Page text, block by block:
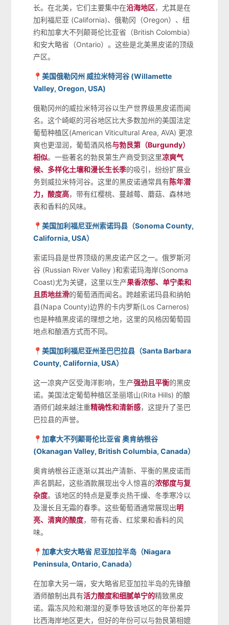
长。在北美，它们主要集中在沿海地区，尤其是在
加利福尼亚 (California)、俄勒冈（Oregon）、纽
约和加拿大不列颠哥伦比亚省（British Colombia）
和安大略省（Ontario）。这些是北美黑皮诺的顶级
产区。
📍美国俄勒冈州 威拉米特河谷 (Willamette
Valley, Oregon, USA)
俄勒冈州的威拉米特河谷以生产世界级黑皮诺而闻
名。这个崎岖的河谷地区比大多数加州的美国法定
葡萄种植区(American Viticultural Area, AVA) 更凉
爽也更湿润，葡萄酒风格与勃艮第（Burgundy）
相似。一些著名的勃艮第生产商受到这里凉爽气
候、多样化土壤和漫长生长季的吸引，纷纷扩展业
务到威拉米特河谷。这里的黑皮诺通常具有陈年潜
力，酸度高，带有红樱桃、蔓越莓、蘑菇、森林地
表和香料的风味。
📍美国加利福尼亚州索诺玛县（Sonoma County,
California, USA）
索诺玛县是世界顶级的黑皮诺产区之一。俄罗斯河
谷 (Russian River Valley )和索诺玛海岸(Sonoma
Coast)尤为关键，这里以生产果香浓郁、单宁柔和
且质地丝滑的葡萄酒而闻名。跨越索诺玛县和纳帕
县(Napa County)边界的卡内罗斯(Los Carneros)
也是种植黑皮诺的理想之地，这里的风格因葡萄园
地点和酿酒方式而不同。
📍美国加利福尼亚州圣巴巴拉县（Santa Barbara
County, California, USA）
这一凉爽产区受海洋影响，生产强劲且平衡的黑皮
诺。美国法定葡萄种植区圣丽塔山(Rita Hills) 的酿
酒师们越来越注重精确性和清新感，这提升了圣巴
巴拉县的声誉。
📍加拿大不列颠哥伦比亚省 奥肯纳根谷
(Okanagan Valley, British Columbia, Canada）
奥肯纳根谷正逐渐以其出产清新、平衡的黑皮诺而
声名鹊起，这些酒款展现出令人惊喜的浓郁度与复
杂度。该地区的特点是夏季炎热干燥、冬季寒冷以
及漫长且无霜的春季。这些葡萄酒通常展现出明
亮、清爽的酸度，带有花香、红浆果和香料的风
味。
📍加拿大安大略省 尼亚加拉半岛（Niagara
Peninsula, Ontario, Canada）
在加拿大另一端，安大略省尼亚加拉半岛的先锋酿
酒师酿制出具有活力酸度和细腻单宁的精致黑皮
诺。霜冻风险和潮湿的夏季导致该地区的年份差异
比西海岸地区更大，但好的年份可以与勃艮第相媲